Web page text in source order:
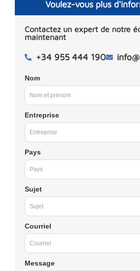
Voulez-vous plus
Contactez un expert de notre
maintenant
+34 955 444 190
Nom
Entreprise
Pays
Sujet
Courriel
Message